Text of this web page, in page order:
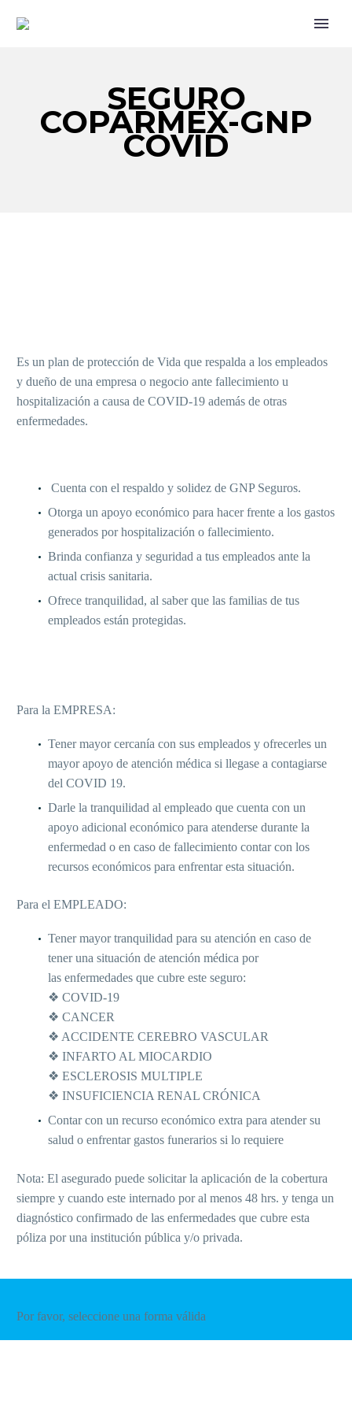
SEGURO
COPARMEX-GNP
COVID
Es un plan de protección de Vida que respalda a los empleados
y dueño de una empresa o negocio ante fallecimiento u
hospitalización a causa de COVID-19 además de otras
enfermedades.
Cuenta con el respaldo y solidez de GNP Seguros.
Otorga un apoyo económico para hacer frente a los gastos
generados por hospitalización o fallecimiento.
Brinda confianza y seguridad a tus empleados ante la
actual crisis sanitaria.
Ofrece tranquilidad, al saber que las familias de tus
empleados están protegidas.
Para la EMPRESA:
Tener mayor cercanía con sus empleados y ofrecerles un
mayor apoyo de atención médica si llegase a contagiarse
del COVID 19.
Darle la tranquilidad al empleado que cuenta con un
apoyo adicional económico para atenderse durante la
enfermedad o en caso de fallecimiento contar con los
recursos económicos para enfrentar esta situación.
Para el EMPLEADO:
Tener mayor tranquilidad para su atención en caso de
tener una situación de atención médica por
las enfermedades que cubre este seguro:
❖ COVID-19
❖ CANCER
❖ ACCIDENTE CEREBRO VASCULAR
❖ INFARTO AL MIOCARDIO
❖ ESCLEROSIS MULTIPLE
❖ INSUFICIENCIA RENAL CRÓNICA
Contar con un recurso económico extra para atender su
salud o enfrentar gastos funerarios si lo requiere
Nota: El asegurado puede solicitar la aplicación de la cobertura
siempre y cuando este internado por al menos 48 hrs. y tenga un
diagnóstico confirmado de las enfermedades que cubre esta
póliza por una institución pública y/o privada.
Por favor, seleccione una forma válida